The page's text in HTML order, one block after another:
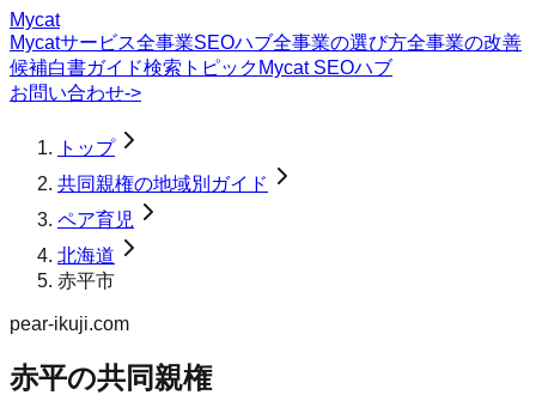
Mycat
Mycatサービス全事業SEOハブ全事業の選び方全事業の改善
候補白書ガイド検索トピック Mycat SEOハブ
お問い合わせ->
トップ
共同親権の地域別ガイド
ペア育児
北海道
赤平市
pear-ikuji.com
赤平の共同親権